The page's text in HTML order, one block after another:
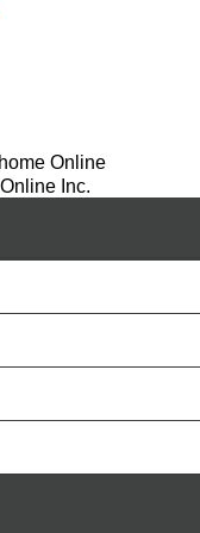
微發冷。
起來的外套，
新世代代謝管
客群。
Online
Inc.